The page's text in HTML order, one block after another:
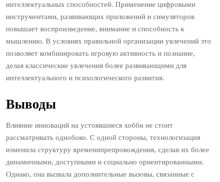
интеллектуальных способностей. Применение цифровыми
инструментами, развивающих приложений и симуляторов
повышает воспроизведение, внимание и способность к
мышлению. В условиях правильной организации увлечений это
позволяет комбинировать игровую активность и познание,
делая классические увлечения более развивающими для
интеллектуального и психологического развития.
Выводы
Влияние инноваций на устоявшиеся хобби не стоит
рассматривать однобоко. С одной стороны, технологизация
изменила структуру временипрепровождения, сделав их более
динамичными, доступными и социально ориентированными.
Однако, она вызвала дополнительные вызовы, связанные с